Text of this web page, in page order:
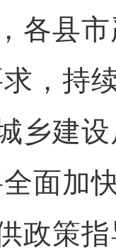
各县
，持
建设
面加
政策